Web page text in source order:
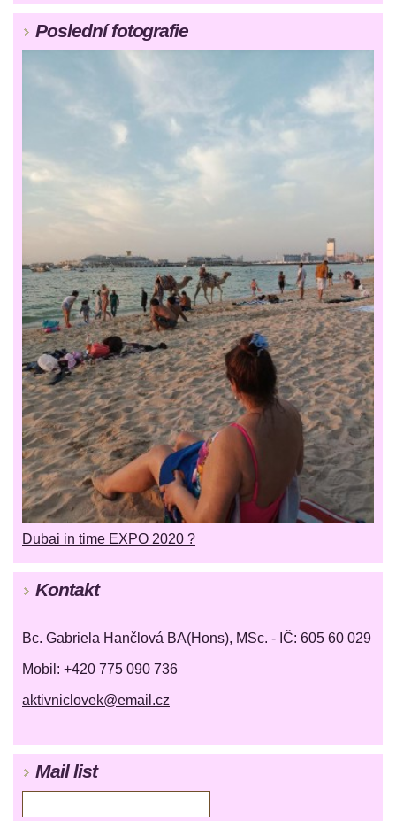
Poslední fotografie
Dubai in time EXPO 2020 ?
Kontakt
Bc. Gabriela Hančlová BA(Hons), MSc. - IČ: 605 60 029
Mobil: +420 775 090 736
aktivniclovek@email.cz
Mail list